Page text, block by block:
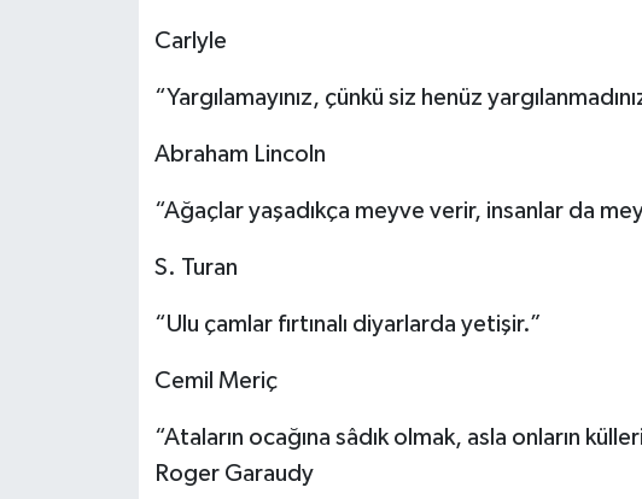
Carlyle
“Yargılamayınız, çünkü siz henüz
Abraham Lincoln
“Ağaçlar yaşadıkça meyve verir, insanlar da
S. Turan
“Ulu çamlar fırtınalı diyarlarda yetişir.”
Cemil Meriç
“Ataların ocağına sâdık olmak, asla onların
Roger Garaudy